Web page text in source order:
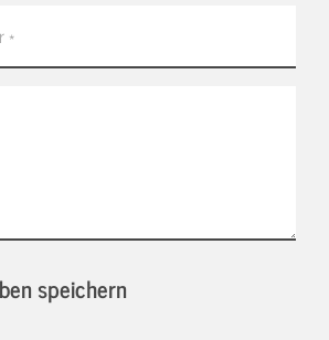
speichern